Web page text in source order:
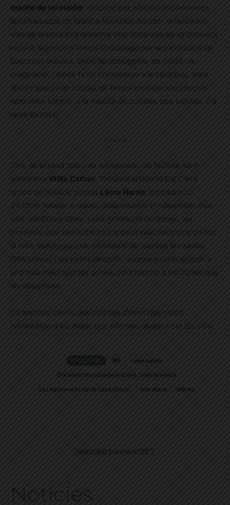
madre de mi madre -publicat per editorial Impedimenta,
amb traducció de Martha Asunción Alonso- la fascinant
vida de la seva àvia materna, una dona que es va convertir
en una llegenda a l’illa de Guadalupe pel seu extraordinari
talent per la cuina. Entre l’autobiografia, els mites i la
imaginació, Condé fa un homenatge a la seva àvia, a les
dones que s’han ocupat de feines considerades humils
amb amor i orgull i a la mescla de cultures que existeix a la
seva illa natal.
Publicitat
Dins de la seva tasca de recuperació de l’autora nord-
americana Willa Cather, l’editorial artesana Cal Carré
acaba de publicar el relat L’àvia Harris, en traducció
d’Esther Tallada. A través d’ella veurem el naixement d’un
país, els Estats Units, i una generació de dones, les
pioneres, que van lluitar tota la seva vida per trobar un lloc
al món que poguessin anomenar llar, perquè les seves
filles primer, i les netes després, aconseguissin accedir a
una vida millor que les seves, obrir camins a les dones que
les segueixen.
En ambdós casos, dues cartes d’amor que reten
homenatge a les àvies, que ens han ajudat a ser qui som.
ETIQUETES 8M
casa usher
Dia Internacional de la Dona Treballadora
Les Ressenyes de la Casa Usher
literatura llibres
[adrotate banner="28"]
Notícies